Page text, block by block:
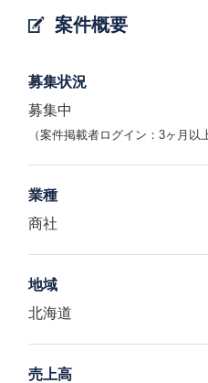
案件概要
募集状況
募集中
（案件掲載者ログイン：3ヶ月以
業種
商社
地域
北海道
売上高